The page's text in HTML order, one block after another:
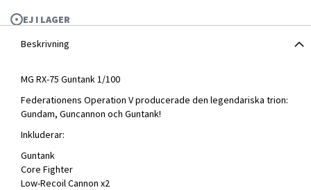
EJ I LAGER
Beskrivning
MG RX-75 Guntank 1/100
Federationens Operation V producerade den legendariska trion:
Gundam, Guncannon och Guntank!
Inkluderar:
Guntank
Core Fighter
Low-Recoil Cannon x2